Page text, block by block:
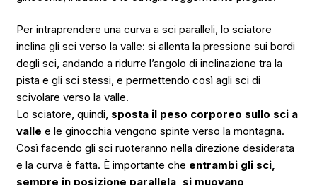
Per intraprendere una curva a sci paralleli, lo sciatore
inclina gli sci verso la valle: si allenta la pressione sui bordi
degli sci, andando a ridurre l’angolo di inclinazione tra la
pista e gli sci stessi, e permettendo così agli sci di
scivolare verso la valle.
Lo sciatore, quindi, sposta il peso corporeo sullo sci a
valle e le ginocchia vengono spinte verso la montagna.
Così facendo gli sci ruoteranno nella direzione desiderata
e la curva è fatta. È importante che entrambi gli sci,
sempre in posizione parallela, si muovano